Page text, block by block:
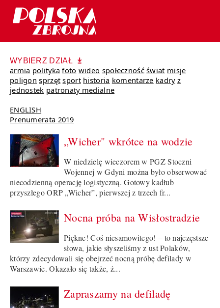
WYBIERZ DZIAŁ
armia polityka foto wideo społeczność świat misje
poligon sprzęt sport historia komentarze kadry z
jednostek patronaty medialne
ENGLISH
Prenumerata 2019
„Wicher" wkrótce na wodzie
W niedzielę wieczorem w PGZ Stoczni
Wojennej w Gdyni można było obserwować
niecodzienną operację logistyczną. Gotowy kadłub
przyszłego ORP „Wicher”, pierwszej z trzech fr...
Nocna próba na Wisłostradzie
Piękne! Coś niesamowitego! – to najczęstsze
słowa, jakie słyszeliśmy z ust Polaków,
którzy zdecydowali się obejrzeć nocną próbę defilady w
Warszawie. Okazało się także, ż...
Zapraszamy na defiladę